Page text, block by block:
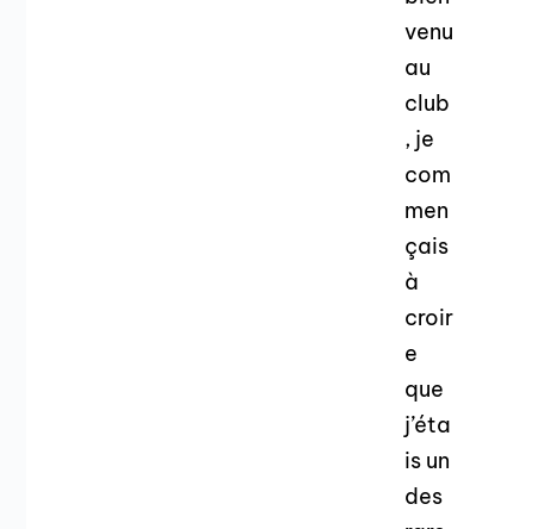
venu
au
club
, je
com
men
çais
à
croir
e
que
j’éta
is un
des